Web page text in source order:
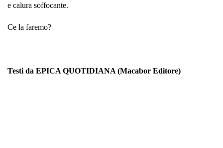
e calura soffocante.
Ce la faremo?
Testi da EPICA QUOTIDIANA (Macabor Editore)